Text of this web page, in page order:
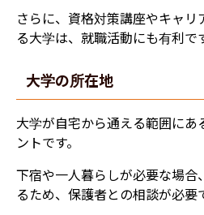
さらに、資格対策講座やキャ
る大学は、就職活動にも有利で
大学の所在地
大学が自宅から通える範囲にあ
ントです。
下宿や一人暮らしが必要な場
るため、保護者との相談が必要